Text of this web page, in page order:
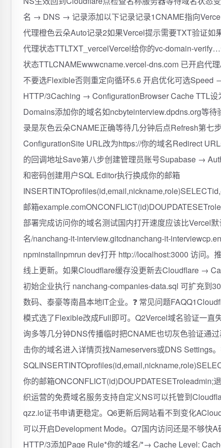
名 → DNS → 记录添加以下记录记录1CNAME指向
代理橙色云朵Auto记录2如果Vercel提示需要TXT验证
代理状态TTLTXT_vercelVercel给你的vc-domain-
状态TTLCNAMEwwwcname.vercel-dns.com 已开启
不要选Flexible否则重定向循环5.6 开启优化可选
HTTP/3Caching → ConfigurationBrowser Cache TTL
Domains添加你的域名如ncbyteinterview.dpdns.org等
录是灰色云朵CNAME正确等待几分钟后点Refresh第
ConfigurationSite URL改为https://你的域名Redirect
的回调地址Save第八步创建管理员账号Supabase →
和密码创建用户SQL Editor执行换成你的邮箱
邮箱
部署完成访问你的域名测试国内打开速度应该比Vercel
名/nanchang-it-interview.gitcdnanchang-it-
npminstallnpmrun dev打开 http://localhost:3000 访问
线上更新。如果Cloudflare缓存没更新去Cloudflare →
初始企业执行 nanchang-companies-data.sql 可扩充到
数码、泰豪等南昌本地IT企业。❓ 常见问题
模式选了Flexible改成Full即可。Q2Vercel域名验证一
询多等几分钟DNS传播临时把CNAME也切灰色验证通
击你的域名进入详情页找Nameservers或DNS Settings
你的邮箱ONCONFLICT(id)DOUPDATESETroleadmin;
织运营的免费域名服务支持自定义NS可以托管到
qzz.io证书申请更稳定。Q6更新后网站看不到变化
可以开启Development Mode。Q7国内访问还是不够快
HTTP/3添加Page Rule*你的域名/*→ Cache Level: